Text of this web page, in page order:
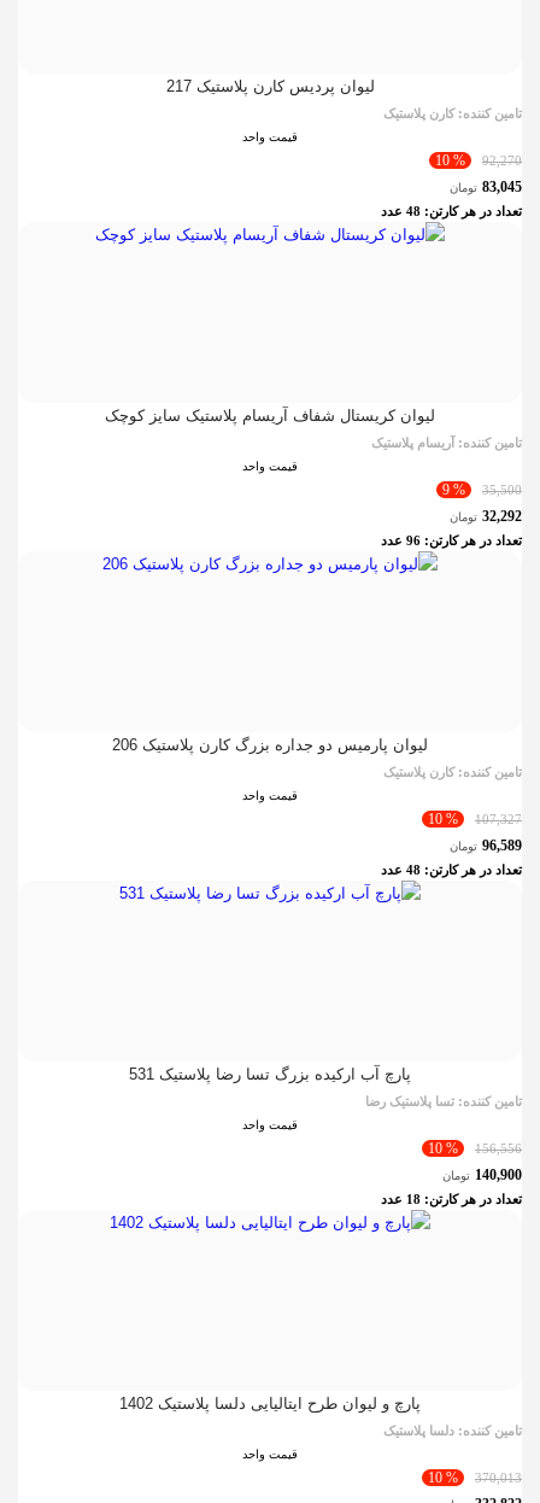
لیوان پردیس کارن پلاستیک 217
تامین کننده:کارن پلاستیک
قیمت واحد
92,270
% 10
83,045 تومان
تعداد در هر کارتن: 48 عدد
لیوان کریستال شفاف آریسام پلاستیک سایز کوچک
تامین کننده: آریسام پلاستیک
قیمت واحد
35,500
% 9
32,292 تومان
تعداد در هر کارتن: 96 عدد
لیوان پارمیس دو جداره بزرگ کارن پلاستیک 206
تامین کننده:کارن پلاستیک
قیمت واحد
107,327
% 10
96,589 تومان
تعداد در هر کارتن: 48 عدد
پارچ آب ارکیده بزرگ تسا رضا پلاستیک 531
تامین کننده: تسا پلاستیک رضا
قیمت واحد
156,556
% 10
140,900 تومان
تعداد در هر کارتن: 18 عدد
پارچ و لیوان طرح ایتالیایی دلسا پلاستیک 1402
تامین کننده: دلسا پلاستیک
قیمت واحد
370,013
% 10